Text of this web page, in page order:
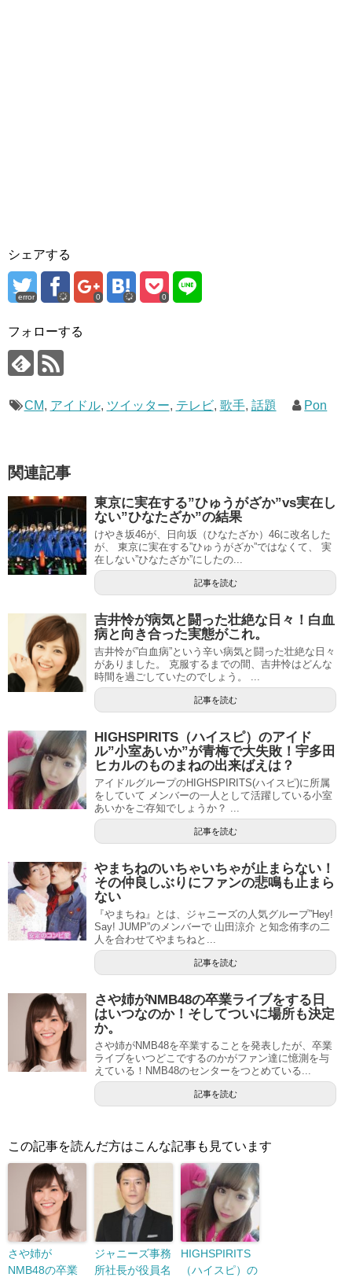
シェアする
error 0 0
フォローする
CM, アイドル, ツイッター, テレビ, 歌手, 話題 Pon
関連記事
東京に実在する”ひゅうがざか”vs実在し
ない”ひなたざか”の結果
けやき坂46が、日向坂（ひなたざか）46に改名した
が、 東京に実在する”ひゅうがざか”ではなくて、 実
在しない”ひなたざか”にしたの...
記事を読む
吉井怜が病気と闘った壮絶な日々！白血
病と向き合った実態がこれ。
吉井怜が”白血病”という辛い病気と闘った壮絶な日々
がありました。 克服するまでの間、吉井怜はどんな
時間を過ごしていたのでしょう。 ...
記事を読む
HIGHSPIRITS（ハイスピ）のアイド
ル”小室あいか”が青梅で大失敗！宇多田
ヒカルのものまねの出来ばえは？
アイドルグループのHIGHSPIRITS(ハイスピ)に所属
をしていて メンバーの一人として活躍している小室
あいかをご存知でしょうか？ ...
記事を読む
やまちねのいちゃいちゃが止まらない！
その仲良しぶりにファンの悲鳴も止まら
ない
『やまちね』とは、ジャニーズの人気グループ”Hey!
Say! JUMP”のメンバーで 山田涼介 と知念侑李の二
人を合わせてやまちねと...
記事を読む
さや姉がNMB48の卒業ライブをする日
はいつなのか！そしてついに場所も決定
か。
さや姉がNMB48を卒業することを発表したが、卒業
ライブをいつどこでするのかがファン達に憶測を与
えている！NMB48のセンターをつとめている...
記事を読む
この記事を読んだ方はこんな記事も見ています
さや姉が
NMB48の卒業
ジャニーズ事務
所社長が役員名
HIGHSPIRITS
（ハイスピ）の